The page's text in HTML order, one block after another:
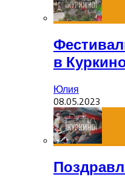
в
Юлия
08.05.2023